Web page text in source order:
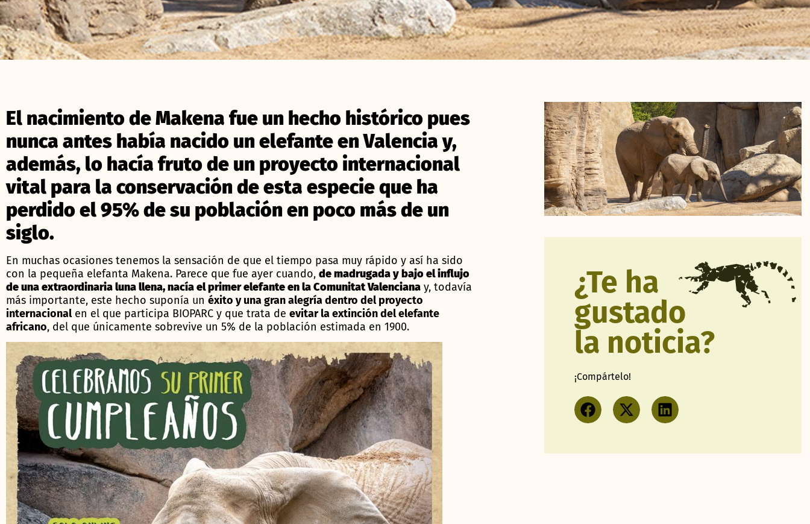
El nacimiento de Makena fue un hecho histórico pues
nunca antes había nacido un elefante en Valencia y,
además, lo hacía fruto de un proyecto internacional
vital para la conservación de esta especie que ha
perdido el 95% de su población en poco más de un
siglo.
En muchas ocasiones tenemos la sensación de que el tiempo pasa muy rápido y así ha sido
con la pequeña elefanta Makena. Parece que fue ayer cuando, de madrugada y bajo el influjo
de una extraordinaria luna llena, nacía el primer elefante en la Comunitat Valenciana y, todavía
más importante, este hecho suponía un éxito y una gran alegría dentro del proyecto
internacionalen el que participa BIOPARC y que trata de evitar la extinción del elefante
africano, del que únicamente sobrevive un 5% de la población estimada en 1900.
¿Te ha
gustado
la noticia?
¡Compártelo!